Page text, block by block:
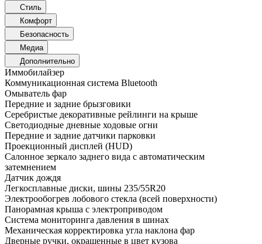
Стиль
Комфорт
Безопасность
Медиа
Дополнительно
Иммобилайзер
Коммуникационная система Bluetooth
Омыватель фар
Передние и задние брызговики
Серебристые декоративные рейлинги на крыше
Светодиодные дневные ходовые огни
Передние и задние датчики парковки
Проекционный дисплей (HUD)
Салонное зеркало заднего вида с автоматическим
затемнением
Датчик дождя
Легкосплавные диски, шины 235/55R20
Электрообогрев лобового стекла (всей поверхности)
Панорамная крыша с электроприводом
Система мониторинга давления в шинах
Механическая корректировка угла наклона фар
Дверные ручки, окрашенные в цвет кузова